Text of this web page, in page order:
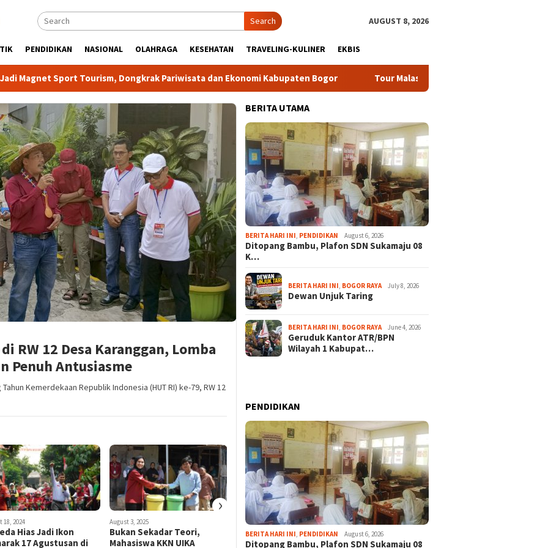
Search AUGUST 8, 2026
PENDIDIKAN NASIONAL OLAHRAGA KESEHATAN TRAVELING-KULINER EKBIS
Dongkrak Pariwisata dan Ekonomi Kabupaten Bogor Tour Malasari Halimun Salak Kian Diminati, Ratusan Rider dari
RW 12 Desa Karanggan, Lomba
Penuh Antusiasme
Kemerdekaan Republik Indonesia (HUT RI) ke-79, RW 12
18, 2024
Hias Jadi Ikon
17 Agustusan di
August 3, 2025
Bukan Sekadar Teori,
Mahasiswa KKN UIKA
July 23, 2024
Mahasiswa KKN-T
Universitas Ibn Khaldun
August 4, 2025
Mahasiswa KKN UIKA
Luncurkan Website UMKM
›
BERITA UTAMA
BERITA HARI INI PENDIDIKAN August 6, 2026
Ditopang Bambu, Plafon SDN Sukamaju 08
K…
BERITA HARI INI BOGOR RAYA July 8, 2026
Dewan Unjuk Taring
BERITA HARI INI BOGOR RAYA June 4, 2026
Geruduk Kantor ATR/BPN
Wilayah 1 Kabupat…
PENDIDIKAN
BERITA HARI INI PENDIDIKAN August 6, 2026
Ditopang Bambu, Plafon SDN Sukamaju 08